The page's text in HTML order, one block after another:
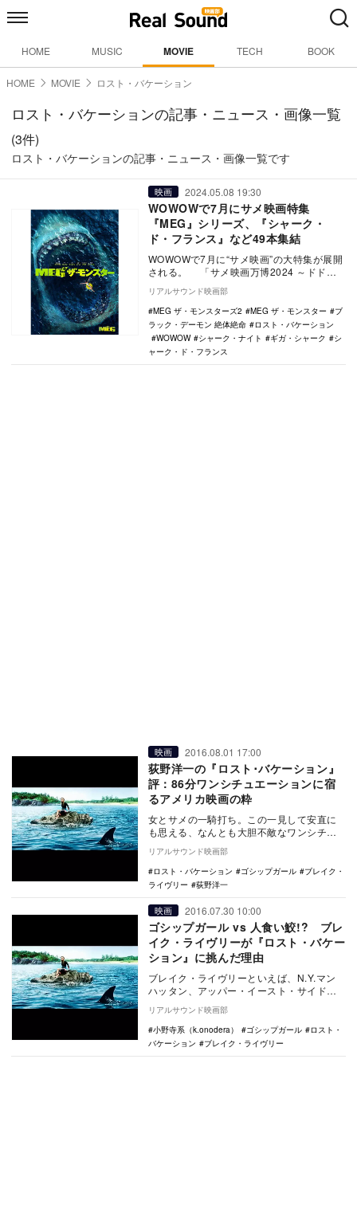
HOME MUSIC MOVIE TECH BOOK
HOME MOVIE ロスト・バケーション
ロスト・バケーションの記事・ニュース・画像一覧
(3件)
ロスト・バケーションの記事・ニュース・画像一覧です
映画 2024.05.08 19:30
WOWOWで7月にサメ映画特集
『MEG』シリーズ、『シャーク・
ド・フランス』など49本集結
WOWOWで7月に“サメ映画”の大特集が展開
される。 「サメ映画万博2024 ～ドドン
と49連発！あなたは余裕シャークシャー…
リアルサウンド映画部
MEG ザ・モンスターズ2
MEG ザ・モンスター
ブ
ラック・デーモン 絶体絶命
ロスト・バケーション
WOWOW
シャーク・ナイト ギガ・シャーク
シ
ャーク・ド・フランス
映画 2016.08.01 17:00
荻野洋一の『ロスト･バケーション』
評：86分ワンシチュエーションに宿
るアメリカ映画の粋
女とサメの一騎打ち。この一見して安直に
も思える、なんとも大胆不敵なワンシチュ
エーションドラマを、よくも作ったもの
だ。主演はTVシ…
リアルサウンド映画部
ロスト・バケーション
ゴシップガール
ブレイク・
ライヴリー
荻野洋一
映画 2016.07.30 10:00
ゴシップガール vs 人食い鮫!? ブレ
イク・ライヴリーが『ロスト・バケー
ション』に挑んだ理由
ブレイク・ライヴリーといえば、N.Y.マン
ハッタン、アッパー・イースト・サイドの
セレブ高校生たちのオシャレで奔放な青春
を描いた、…
リアルサウンド映画部
小野寺系（k.onodera）
ゴシップガール
ロスト・
バケーション
ブレイク・ライヴリー